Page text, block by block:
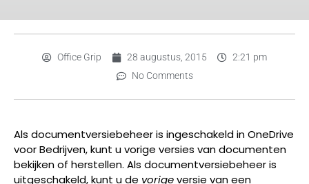
Office Grip 28 augustus, 2015
2:21 pm
No Comments
Als documentversiebeheer is ingeschakeld in OneDrive
voor Bedrijven, kunt u vorige versies van documenten
bekijken of herstellen. Als documentversiebeheer is
uitgeschakeld, kunt u de vorigeversie van een